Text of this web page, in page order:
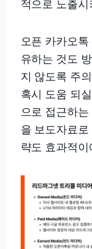
적으로 노출
오픈 카카오
유하는 것도
지 않도록 주
혹시 도움 되
으로 접근하
을 보도자료
략도 효과적이